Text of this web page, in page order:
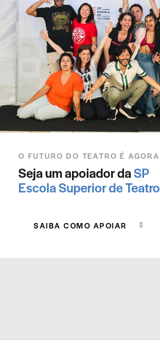
O FUTURO DO TEATRO É AGORA
Seja um apoiador daSP
Escola Superior de Teatro
SAIBA COMO APOIAR